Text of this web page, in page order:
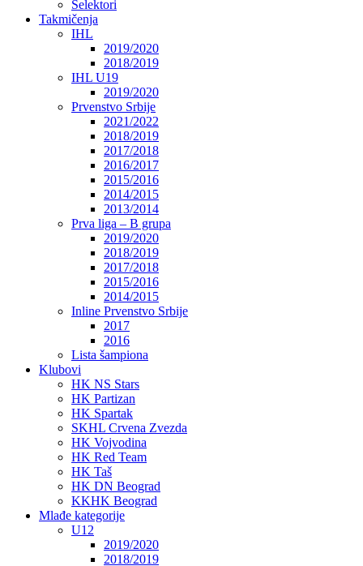
Selektori
Takmičenja
IHL
2019/2020
2018/2019
IHL U19
2019/2020
Prvenstvo Srbije
2021/2022
2018/2019
2017/2018
2016/2017
2015/2016
2014/2015
2013/2014
Prva liga – B grupa
2019/2020
2018/2019
2017/2018
2015/2016
2014/2015
Inline Prvenstvo Srbije
2017
2016
Lista šampiona
Klubovi
HK NS Stars
HK Partizan
HK Spartak
SKHL Crvena Zvezda
HK Vojvodina
HK Red Team
HK Taš
HK DN Beograd
KKHK Beograd
Mlađe kategorije
U12
2019/2020
2018/2019